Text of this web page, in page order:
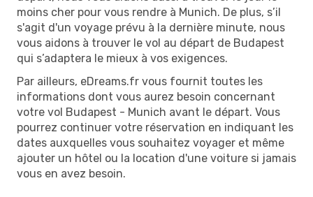
moins cher pour vous rendre à Munich. De plus, s’il
s'agit d'un voyage prévu à la dernière minute, nous
vous aidons à trouver le vol au départ de Budapest
qui s’adaptera le mieux à vos exigences.
Par ailleurs, eDreams.fr vous fournit toutes les
informations dont vous aurez besoin concernant
votre vol Budapest - Munich avant le départ. Vous
pourrez continuer votre réservation en indiquant les
dates auxquelles vous souhaitez voyager et même
ajouter un hôtel ou la location d'une voiture si jamais
vous en avez besoin.